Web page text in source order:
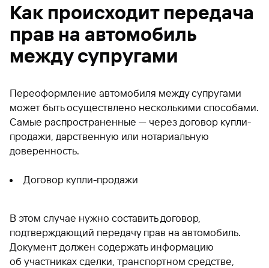
Как происходит передача
прав на автомобиль
между супругами
Переоформление автомобиля между супругами
может быть осуществлено несколькими способами.
Самые распространенные — через договор купли-
продажи, дарственную или нотариальную
доверенность.
Договор купли-продажи
В этом случае нужно составить договор,
подтверждающий передачу прав на автомобиль.
Документ должен содержать информацию
об участниках сделки, транспортном средстве,